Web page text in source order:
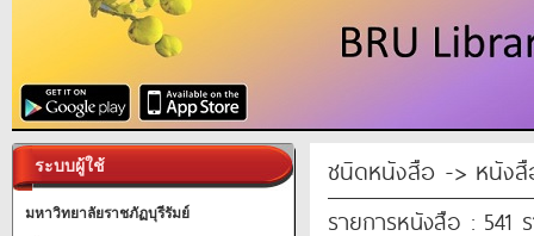
ระบบผู้ใช้
มหาวิทยาลัยราชภัฏบุรีรัมย์
ชนิดหนังสือ -> หนังสื
รายการหนังสือ : 541